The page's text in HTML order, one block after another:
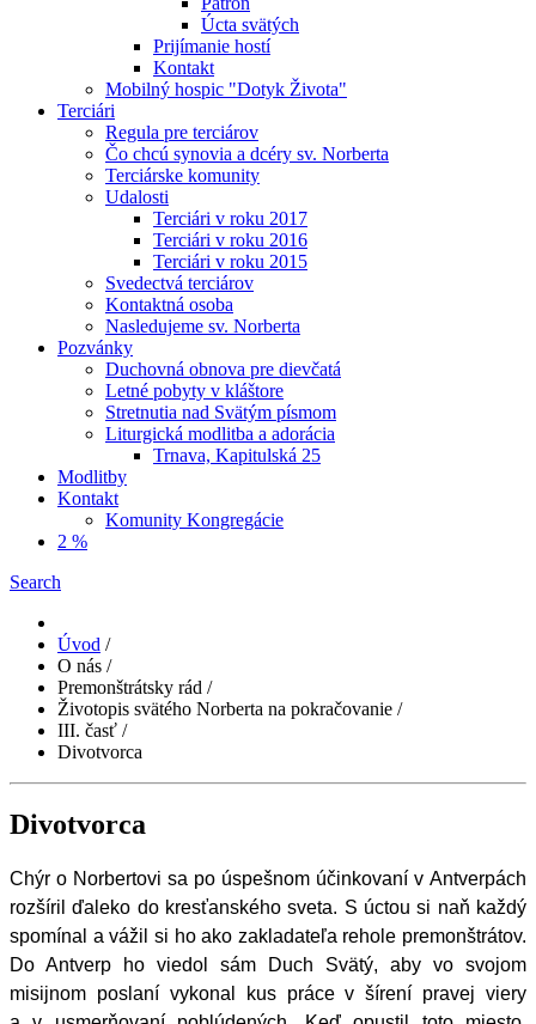
Úcta svätých
Prijímanie hostí
Kontakt
Mobilný hospic "Dotyk Života"
Terciári
Regula pre terciárov
Čo chcú synovia a dcéry sv. Norberta
Terciárske komunity
Udalosti
Terciári v roku 2017
Terciári v roku 2016
Terciári v roku 2015
Svedectvá terciárov
Kontaktná osoba
Nasledujeme sv. Norberta
Pozvánky
Duchovná obnova pre dievčatá
Letné pobyty v kláštore
Stretnutia nad Svätým písmom
Liturgická modlitba a adorácia
Trnava, Kapitulská 25
Modlitby
Kontakt
Komunity Kongregácie
2 %
Search
Úvod /
O nás /
Premonštrátsky rád /
Životopis svätého Norberta na pokračovanie /
III. časť /
Divotvorca
Divotvorca
Chýr o Norbertovi sa po úspešnom účinkovaní v Antverpách
rozšíril ďaleko do kresťanského sveta. S úctou si naň každý
spomínal a vážil si ho ako zakladateľa rehole premonštrátov.
Do Antverp ho viedol sám Duch Svätý, aby vo svojom
misijnom poslaní vykonal kus práce v šírení pravej viery